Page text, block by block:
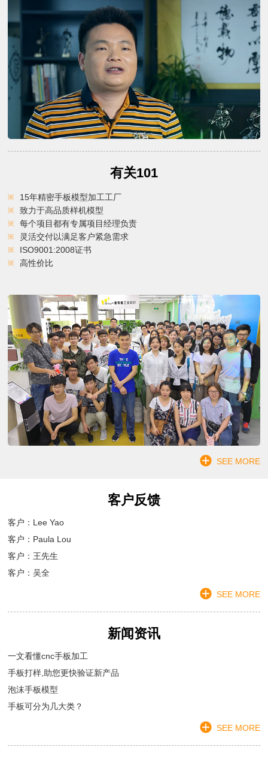
有关101
15年精密手板模型加工工厂
致力于高品质样机模型
每个项目都有专属项目经理负责
灵活交付以满足客户紧急需求
ISO9001:2008证书
高性价比
SEE MORE
客户反馈
客户：Lee Yao
客户：Paula Lou
客户：王先生
客户：吴全
SEE MORE
新闻资讯
一文看懂cnc手板加工
手板打样,助您更快验证新产品
泡沫手板模型
手板可分为几大类？
SEE MORE